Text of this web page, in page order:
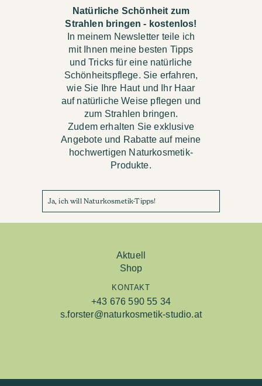
Natürliche Schönheit zum
Strahlen bringen - kostenlos!
In meinem Newsletter teile ich
mit Ihnen meine besten Tipps
und Tricks für eine natürliche
Schönheitspflege. Sie erfahren,
wie Sie Ihre Haut und Ihr Haar
auf natürliche Weise pflegen und
zum Strahlen bringen.
Zudem erhalten Sie exklusive
Angebote und Rabatte auf meine
hochwertigen Naturkosmetik-
Produkte.
Ja, ich will Naturkosmetik-Tipps!
Aktuell
Shop
KONTAKT
+43 676 590 55 34
s.forster@naturkosmetik-studio.at